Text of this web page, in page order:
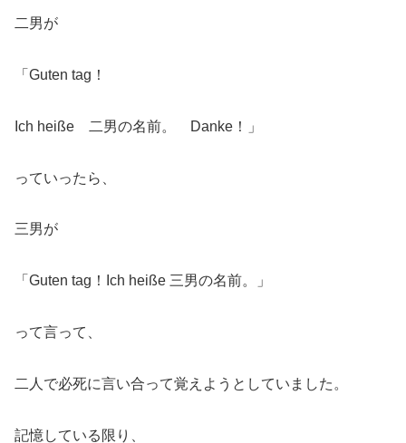
二男が
「Guten tag！
Ich heiße 二男の名前。 Danke！」
っていったら、
三男が
「Guten tag！Ich heiße 三男の名前。」
って言って、
二人で必死に言い合って覚えようとしていました。
記憶している限り、